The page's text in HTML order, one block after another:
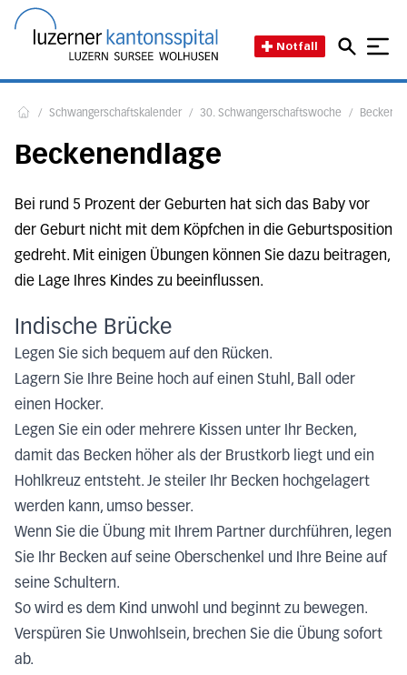
Notfall
/ Schwangerschaftskalender / 30. Schwangerschaftswoche /
Beckenendlage
Bei rund 5 Prozent der Geburten hat sich das Baby vor
der Geburt nicht mit dem Köpfchen in die Geburtsposition
gedreht. Mit einigen Übungen können Sie dazu beitragen,
die Lage Ihres Kindes zu beeinflussen.
Indische Brücke
Legen Sie sich bequem auf den Rücken.
Lagern Sie Ihre Beine hoch auf einen Stuhl, Ball oder
einen Hocker.
Legen Sie ein oder mehrere Kissen unter Ihr Becken,
damit das Becken höher als der Brustkorb liegt und ein
Hohlkreuz entsteht. Je steiler Ihr Becken hochgelagert
werden kann, umso besser.
Wenn Sie die Übung mit Ihrem Partner durchführen, legen
Sie Ihr Becken auf seine Oberschenkel und Ihre Beine auf
seine Schultern.
So wird es dem Kind unwohl und beginnt zu bewegen.
Verspüren Sie Unwohlsein, brechen Sie die Übung sofort
ab.